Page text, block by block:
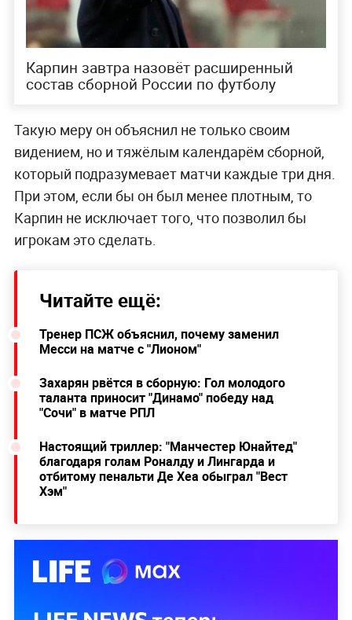
Карпин завтра назовёт расширенный
состав сборной России по футболу
Такую меру он объяснил не только своим
видением, но и тяжёлым календарём сборной,
который подразумевает матчи каждые три дня.
При этом, если бы он был менее плотным, то
Карпин не исключает того, что позволил бы
игрокам это сделать.
Читайте ещё:
Тренер ПСЖ объяснил, почему заменил
Месси на матче с "Лионом"
Захарян рвётся в сборную: Гол молодого
таланта приносит "Динамо" победу над
"Сочи" в матче РПЛ
Настоящий триллер: "Манчестер Юнайтед"
благодаря голам Роналду и Лингарда и
отбитому пенальти Де Хеа обыграл "Вест
Хэм"